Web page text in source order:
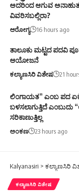
ಅದರಿಂದ ಆಗುವ
ವಿವರಿಸಬಲ್ಲಿರಾ?
ಆರೋಗ್ಯ 16 hours ago
ತಾಲೂಕು ಮಟ್ಟದ ಪದವಿ
ಆಯೋಜನೆ
ಕಲ್ಯಾಣಸಿರಿ ವಿಶೇಷ 21
ಲಿಂಗಾಯತ” ಎಂಬ ಪದ
ಬಳಸಲಾಗುತ್ತಿದೆ
ಸರಿಕಾಣುತ್ತಿಲ್ಲ
ಅಂಕಣ 23 hours ago
Kalyanasiri > ಕಲ್ಯಾಣಸಿರಿ
ಕಲ್ಯಾಣಸಿರಿ ವಿಶೇಷ